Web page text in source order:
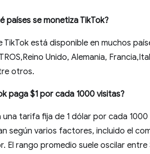
países se monetiza TikTok?
TikTok está disponible en muchos
Unido, Alemania,
otros.
paga $1 por cada 1000 visitas?
una tarifa fija de 1 dólar por cada 1000
según varios factores, incluido el
El rango promedio suele oscilar entre